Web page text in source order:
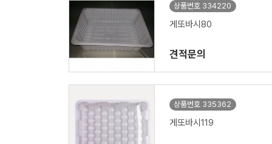
상품번호 334220
게또바시80
견적문의
상품번호 335362
게또바시119